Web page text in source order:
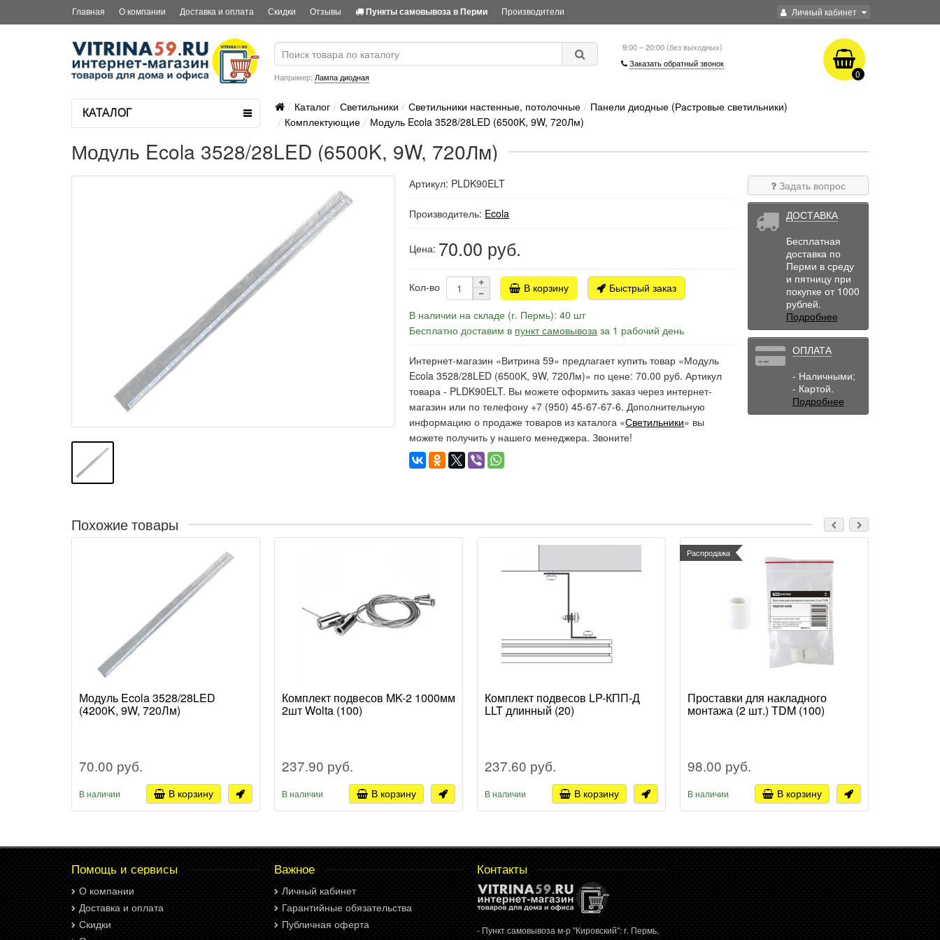
Личный кабинет
Главная О компании Доставка и оплата Скидки Отзывы Пункты самовывоза в Перми Производители
Например: Лампа диодная
9:00 – 20:00 (без выходных)
Заказать обратный звонок
0
КАТАЛОГ Каталог Светильники Светильники настенные, потолочные
Панели диодные (Растровые светильники)
Комплектующие
Модуль Ecola 3528/28LED (6500K, 9W, 720Лм)
Модуль Ecola 3528/28LED (6500K, 9W, 720Лм)
Артикул: PLDK90ELT
Производитель: Ecola
Цена: 70.00 руб.
Кол-во В корзину
Быстрый заказ
В наличии на складе (г. Пермь): 40 шт
Бесплатно доставим в пункт самовывоза за 1 рабочий день
Интернет-магазин «Витрина 59» предлагает купить товар «Модуль
Ecola 3528/28LED (6500K, 9W, 720Лм)» по цене: 70.00 руб. Артикул
товара - PLDK90ELT. Вы можете оформить заказ через интернет-
магазин или по телефону +7 (950) 45-67-67-6. Дополнительную
информацию о продаже товаров из каталога «Светильники» вы
можете получить у нашего менеджера. Звоните!
Задать вопрос
ДОСТАВКА
Бесплатная
доставка по
Перми в среду
и пятницу при
покупке от 1000
рублей.
Подробнее
ОПЛАТА
- Наличными;
- Картой.
Подробнее
Похожие товары
Модуль Ecola 3528/28LED
(4200K, 9W, 720Лм)
70.00 руб.
В наличии В корзину
Комплект подвесов MK-2 1000мм
2шт Wolta (100)
237.90 руб.
В наличии В корзину
Комплект подвесов LP-КПП-Д
LLT длинный (20)
237.60 руб.
В наличии В корзину
Распродажа
Проставки для накладного
монтажа (2 шт.) TDM (100)
98.00 руб.
В наличии В корзину
Помощь и сервисы
О компании
Доставка и оплата
Скидки
Важное
Личный кабинет
Гарантийные обязательства
Публичная оферта
Контакты
- Пункт самовывоза м-р "Кировский": г. Пермь,